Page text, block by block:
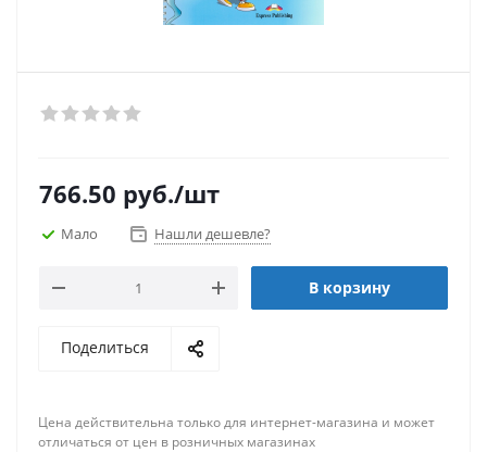
766.50 руб./шт
Мало Нашли дешевле?
В корзину
Поделиться
Цена действительна только для интернет-магазина и может
отличаться от цен в розничных магазинах